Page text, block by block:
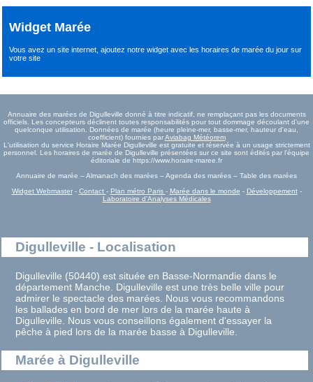
Widget Marée
Vous avez un site internet,ajoutez notre widget avec les horaires de marée du joursur
votre site
Annuaire des marées de Digulleville donné à titre indicatif, ne remplaçant pas les documents
officiels. Les concepteurs déclinent toutes responsabilités pour tout dommage découlant d'une
quelconque utilisation. Données de marée (heure pleine-mer, basse-mer, hauteur d'eau,
coefficient) fournies parAviabag Météorem
L'utilisation du service Horaire Marée Digulleville est gratuite et réservée à un usage strictement
personnel. Les horaires de marée de Digulleville présentées sur ce site sont édités par l'équipe
éditoriale de https://www.horaire-maree.fr
Annuaire de marée – Almanach des marées – Agenda des marées – Table des marées
Widget Webmaster- Contact - Plan métro Paris - Marée dans le monde - Développement-
Laboratoire d'Analyses Médicales
Digulleville - Localisation
Digulleville (50440) est située en Basse-Normandie dans le
département Manche. Digulleville est une très belle ville pour
admirer le spectacle des marées. Nous vous recommandons
les ballades en bord de mer lors de la marée haute à
Digulleville. Nous vous conseillons également d'essayer la
pêche à pied lors de la marée basse à Digulleville.
Marée à Digulleville